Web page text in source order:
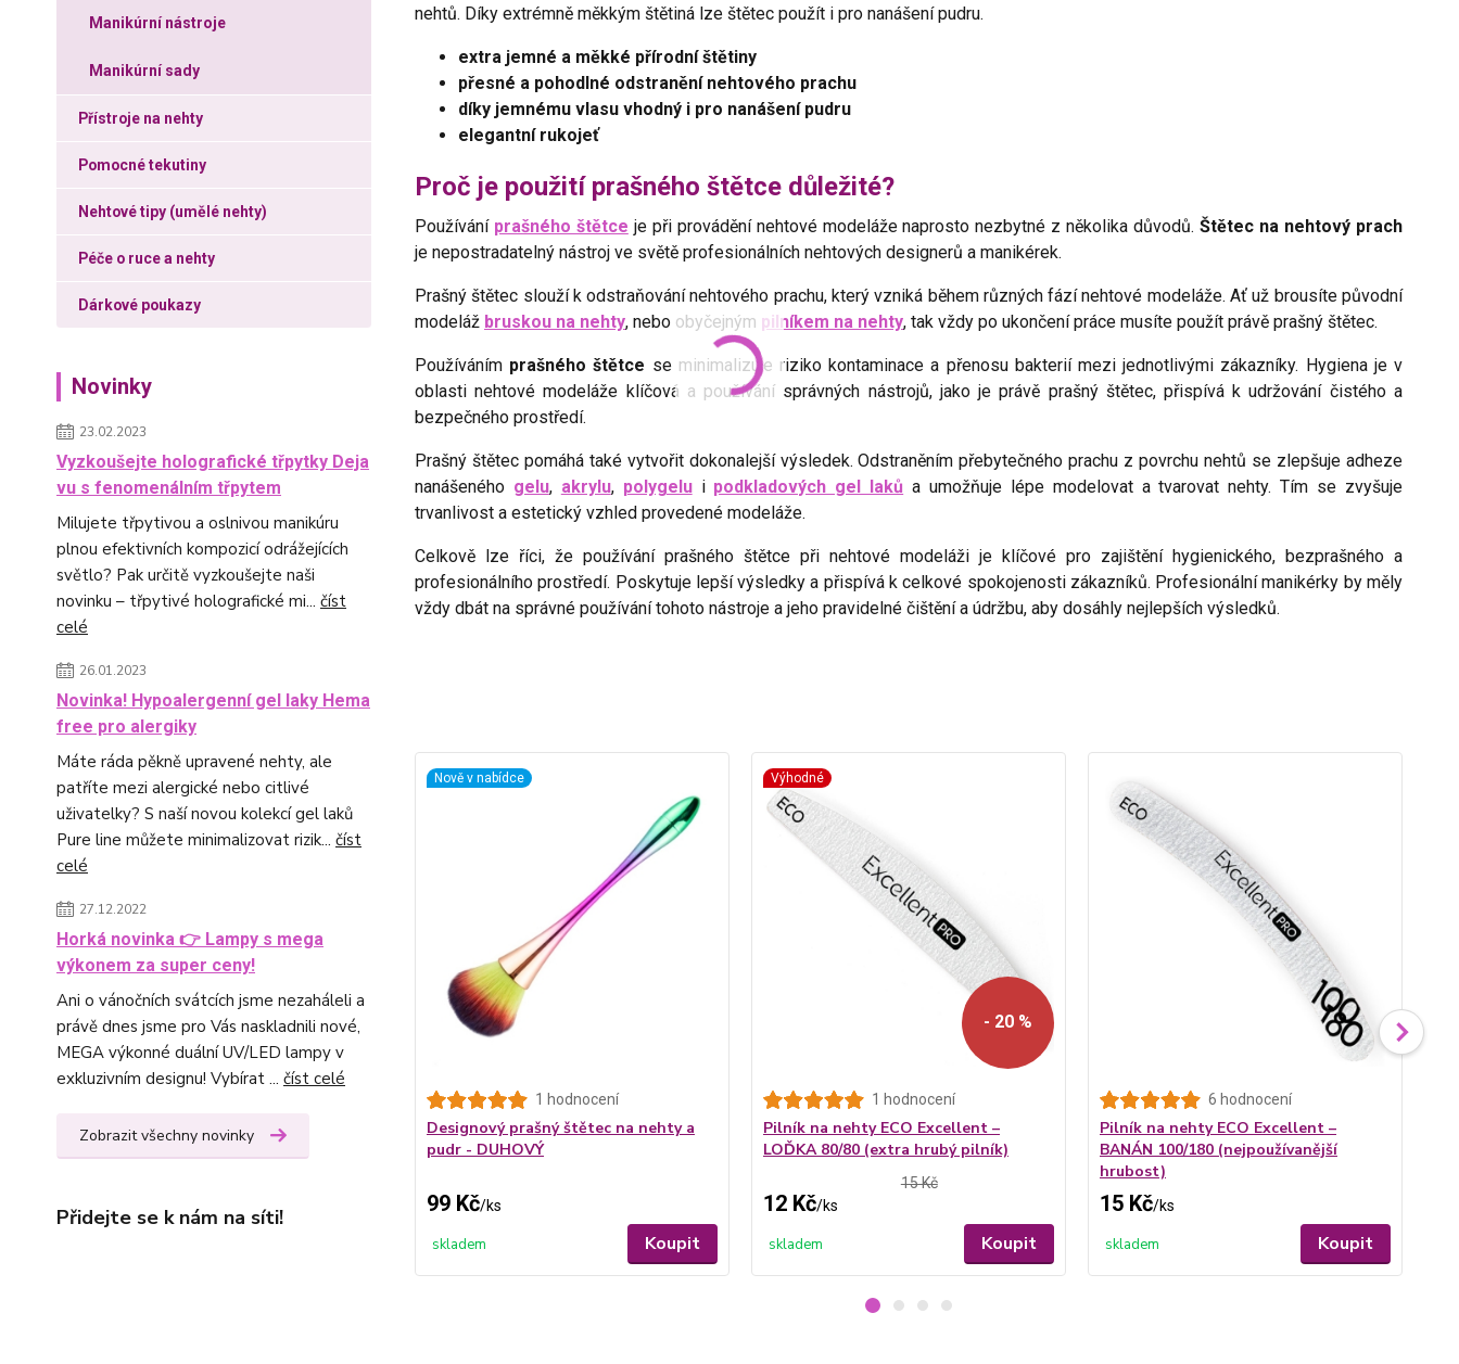
Manikúrní nástroje
Manikúrní sady
Přístroje na nehty
Pomocné tekutiny
Nehtové tipy (umělé nehty)
Péče o ruce a nehty
Dárkové poukazy
Novinky
23.02.2023
Vyzkoušejte holografické třpytky Deja
vu s fenomenálním třpytem
Milujete třpytivou a oslnivou manikúru
plnou efektivních kompozicí odrážejících
světlo? Pak určitě vyzkoušejte naši
novinku – třpytivé holografické mi... číst
celé
26.01.2023
Novinka! Hypoalergenní gel laky Hema
free pro alergiky
Máte ráda pěkně upravené nehty, ale
patříte mezi alergické nebo citlivé
uživatelky? S naší novou kolekcí gel laků
Pure line můžete minimalizovat rizik... číst
celé
27.12.2022
Horká novinka 👉 Lampy s mega
výkonem za super ceny!
Ani o vánočních svátcích jsme nezaháleli a
právě dnes jsme pro Vás naskladnili nové,
MEGA výkonné duální UV/LED lampy v
exkluzivním designu! Vybírat ... číst celé
Zobrazit všechny novinky
Přidejte se k nám na síti!
nehtů. Díky extrémně měkkým štětiná lze štětec použít i pro nanášení pudru.
extra jemné a měkké přírodní štětiny
přesné a pohodlné odstranění nehtového prachu
díky jemnému vlasu vhodný i pro nanášení pudru
elegantní rukojeť
Proč je použití prašného štětce důležité?
Používání prašného štětce je při provádění nehtové modeláže naprosto nezbytné z několika důvodů.Štětec na nehtový prach
je nepostradatelný nástroj ve světě profesionálních nehtových designerů a manikérek.
Prašný štětec slouží k odstraňování nehtového prachu, který vzniká během různých fází nehtové modeláže. Ať už brousíte původní
modeláž bruskou na nehty, nebo obyčejným pilníkem na nehty, tak vždy po ukončení práce musíte použít právě prašný štětec.
Používáním prašného štětce se minimalizuje riziko kontaminace a přenosu bakterií mezi jednotlivými zákazníky. Hygiena je v
oblasti nehtové modeláže klíčová a používání správných nástrojů, jako je právě prašný štětec, přispívá k udržování čistého a
bezpečného prostředí.
Prašný štětec pomáhá také vytvořit dokonalejší výsledek. Odstraněním přebytečného prachu z povrchu nehtů se zlepšuje adheze
nanášeného gelu, akrylu, polygelui podkladových gel laků a umožňuje lépe modelovat a tvarovat nehty. Tím se zvyšuje
trvanlivost a estetický vzhled provedené modeláže.
Celkově lze říci, že používání prašného štětce při nehtové modeláži je klíčové pro zajištění hygienického, bezprašného a
profesionálního prostředí. Poskytuje lepší výsledky a přispívá k celkové spokojenosti zákazníků. Profesionální manikérky by měly
vždy dbát na správné používání tohoto nástroje a jeho pravidelné čištění a údržbu, aby dosáhly nejlepších výsledků.
Nově v nabídce
1 hodnocení
Designový prašný štětec na nehty a
pudr - DUHOVÝ
99 Kč/ks
skladem Koupit
Výhodné
- 20 %
1 hodnocení
Pilník na nehty ECO Excellent –
LOĎKA 80/80 (extra hrubý pilník)
15 Kč
12 Kč/ks
skladem Koupit
6 hodnocení
Pilník na nehty ECO Excellent –
BANÁN 100/180 (nejpoužívanější
hrubost)
15 Kč/ks
skladem Koupit